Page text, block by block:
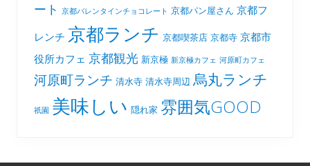
ート 京都バレンタインチョコレート 京都パン屋さん 京都フ
レンチ 京都ランチ 京都喫茶店 京都寺 京都市
役所カフェ 京都観光 新京極 新京極カフェ 河原町カフェ
河原町ランチ 清水寺 清水寺周辺 烏丸ランチ
祇園 美味しい 隠れ家 雰囲気GOOD